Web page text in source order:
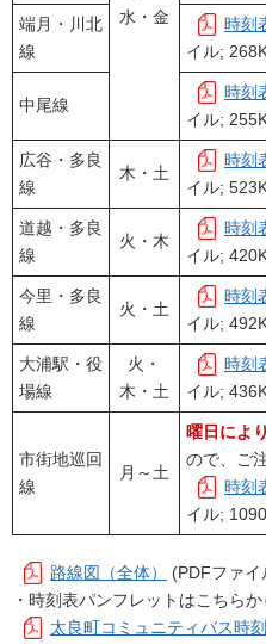
水・金
端月・川北
線
時刻
イル;
中尾線
時刻
イル;
広谷・多良
線
木・土
時刻
イル;
道越・多良
線
火・木
時刻
イル;
今里・多良
線
火・土
時刻
イル;
大浦駅・役
場線
火・
木・土
時刻
イル;
市街地巡回
線
月～土
曜日によ
ので、ご
時刻
イル;
路線図（全体）
(PDFファイ
・時刻表パンフレットはこちらか
太良町コミュニティバス時